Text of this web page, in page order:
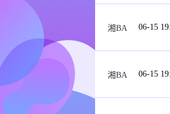
湘BA 06-15
湘BA 06-15